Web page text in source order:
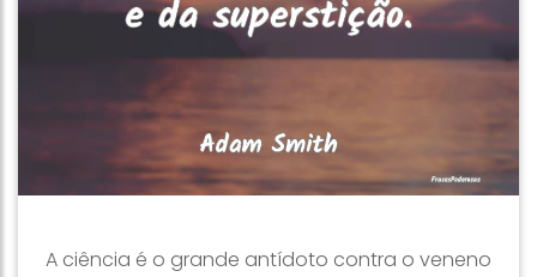
A ciência é o grande antídoto contra o veneno